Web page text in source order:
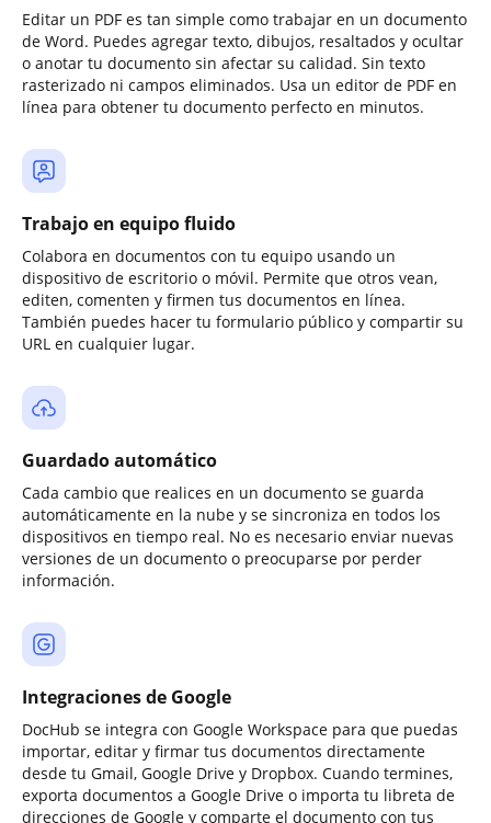
Editar un PDF es tan simple como trabajar en un documento
de Word. Puedes agregar texto, dibujos, resaltados y ocultar
o anotar tu documento sin afectar su calidad. Sin texto
rasterizado ni campos eliminados. Usa un editor de PDF en
línea para obtener tu documento perfecto en minutos.
Trabajo en equipo fluido
Colabora en documentos con tu equipo usando un
dispositivo de escritorio o móvil. Permite que otros vean,
editen, comenten y firmen tus documentos en línea.
También puedes hacer tu formulario público y compartir su
URL en cualquier lugar.
Guardado automático
Cada cambio que realices en un documento se guarda
automáticamente en la nube y se sincroniza en todos los
dispositivos en tiempo real. No es necesario enviar nuevas
versiones de un documento o preocuparse por perder
información.
Integraciones de Google
DocHub se integra con Google Workspace para que puedas
importar, editar y firmar tus documentos directamente
desde tu Gmail, Google Drive y Dropbox. Cuando termines,
exporta documentos a Google Drive o importa tu libreta de
direcciones de Google y comparte el documento con tus